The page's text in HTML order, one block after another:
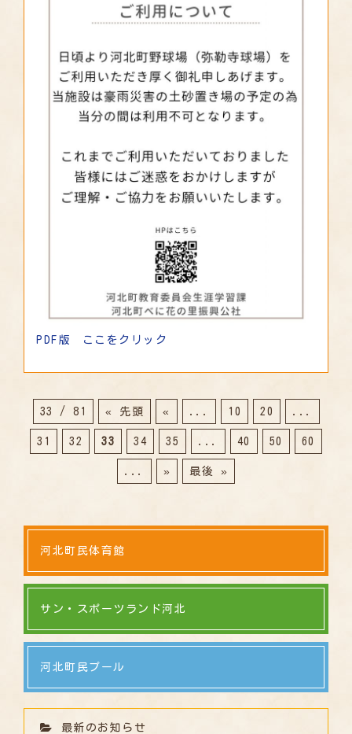
PDF版 ここをクリック
33 / 81 « 先頭 « 10 20
31 32 33 34 35 40 50 60
» 最後 »
河北町民体育館
サン・スポーツランド河北
河北町民プール
最新のお知らせ